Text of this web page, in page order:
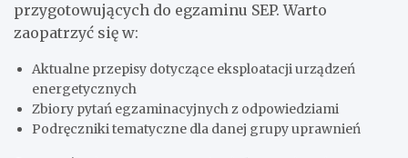
przygotowujących do egzaminu SEP. Warto
zaopatrzyć się w:
Aktualne przepisy dotyczące eksploatacji urządzeń
energetycznych
Zbiory pytań egzaminacyjnych z odpowiedziami
Podręczniki tematyczne dla danej grupy uprawnień